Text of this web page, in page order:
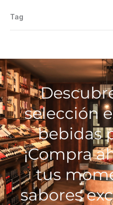
Tag
selección
bebidas
¡Compra
tus
sabores